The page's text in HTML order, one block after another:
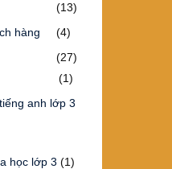
(13)
hàng
(4)
(27)
(1)
anh lớp 3
học lớp 3 (1)